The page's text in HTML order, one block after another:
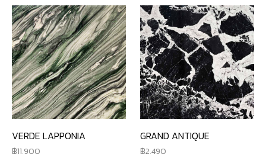
VERDE LAPPONIA
11,900
GRAND ANTIQUE
2,490